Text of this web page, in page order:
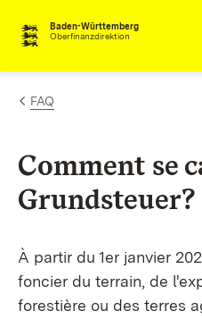
Passer au contenu
Baden-Württemberg
Oberfinanzdirektion
FAQ
Comment se
Grundsteuer?
À partir du 1er janvier
foncier du terrain, de
forestière ou des terres